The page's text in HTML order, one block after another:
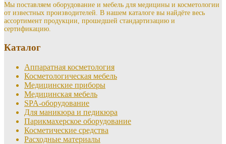
Мы поставляем оборудование и мебель для медицины и косметологии
от известных производителей. В нашем каталоге вы найдёте весь
ассортимент продукции, прошедшей стандартизацию и
сертификацию.
Каталог
Аппаратная косметология
Косметологическая мебель
Медицинские приборы
Медицинская мебель
SPA-оборудование
Для маникюра и педикюра
Парикмахерское оборудование
Косметические средства
Расходные материалы